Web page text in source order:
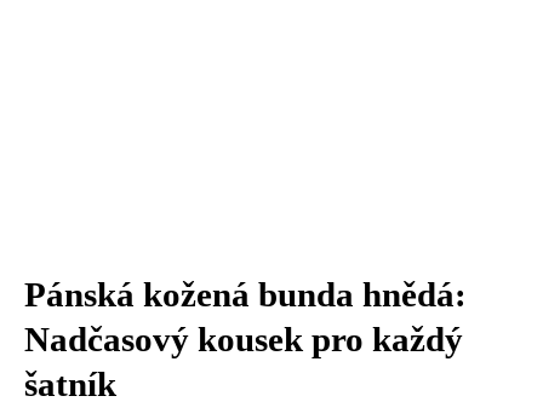
Pánská kožená bunda hnědá:
Nadčasový kousek pro každý
šatník